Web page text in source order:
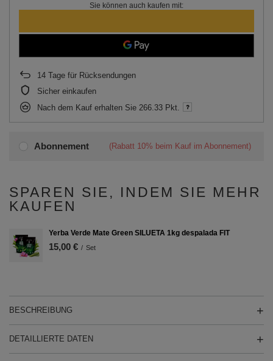
Abonnement (Rabatt 10% beim Kauf im Abonnement)
Sie können auch kaufen mit:
14 Tage für Rücksendungen
Sicher einkaufen
Nach dem Kauf erhalten Sie 266.33 Pkt.
SPAREN SIE, INDEM SIE MEHR
KAUFEN
Yerba Verde Mate Green SILUETA 1kg despalada FIT
15,00 € / Set
BESCHREIBUNG
DETAILLIERTE DATEN